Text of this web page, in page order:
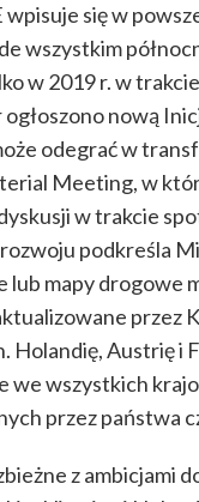
wpisuje się w
wszystkim
w 2019 r. w
nową
odegrać w
Meeting, w
w trakcie
podkreśla
lub mapy drogowe
przez
Holandię, Austrię
we wszystkich
przez państwa
z ambicjami